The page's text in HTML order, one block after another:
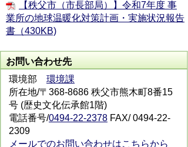
【秩父市（市長部局）】令和7年度 事
業所の地球温暖化対策計画・実施状況報告
書（430KB)
お問い合わせ先
環境部 環境課
所在地/〒368-8686 秩父市熊木町8番15
号 (歴史文化伝承館1階)
電話番号/0494-22-2378 FAX/ 0494-22-
2309
メールでのお問い合わせはこちらから